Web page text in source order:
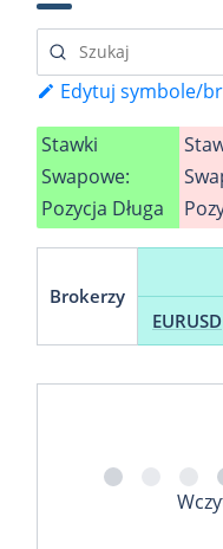
Edytuj symbole/
Stawki
Swapowe:
Pozycja Długa
Brokerzy
EURUSD